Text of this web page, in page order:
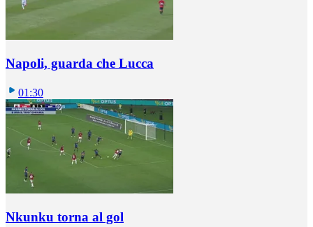
Napoli, guarda che Lucca
01:30
Nkunku torna al gol